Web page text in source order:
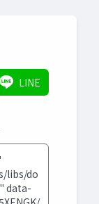
LINE